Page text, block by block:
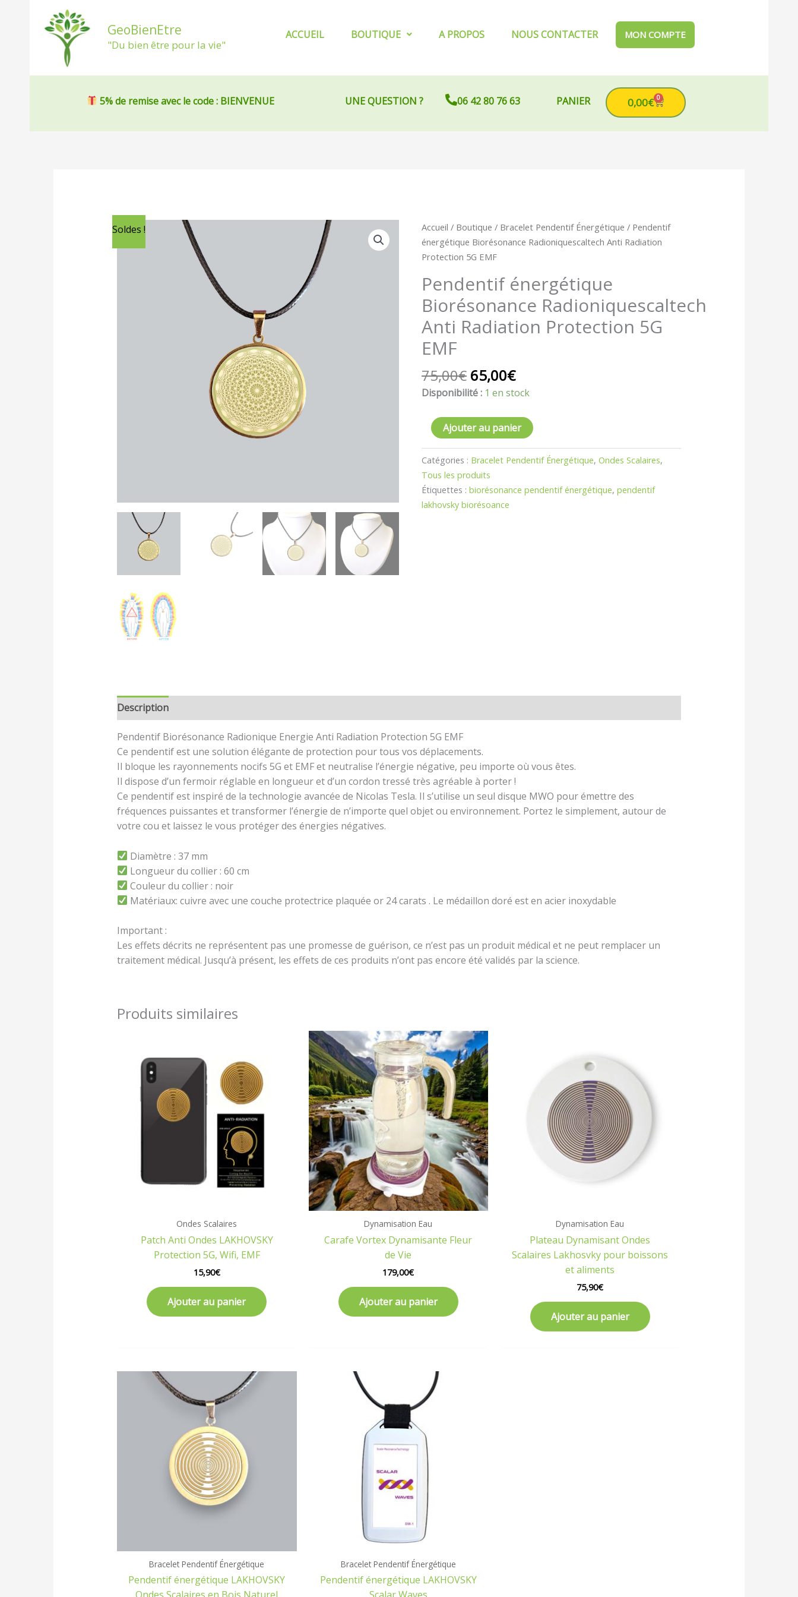
GeoBienEtre
"Du bien être pour la vie"
ACCUEIL BOUTIQUE A PROPOS NOUS CONTACTER MON COMPTE
5% de remiseavec le code : BIENVENUE UNE QUESTION ? 06 42 80 76 63 PANIER 0,00€ 0
Cart
Soldes ! Accueil / Boutique / Bracelet Pendentif Énergétique / Pendentif
énergétique Biorésonance Radioniquescaltech Anti Radiation
Protection 5G EMF
Pendentif énergétique
Biorésonance Radioniquescaltech
Anti Radiation Protection 5G
EMF
75,00€
Le
prix
initial
75,00€.
65,00€
Le
prix
65,00€.
Disponibilité : 1 en stock
quantité
de
Pendentif
Biorésonance Radioniquescaltech
Anti
Radiation
Protection
5G
Ajouter au panier
Catégories : Bracelet Pendentif Énergétique,Ondes Scalaires,
Tous les produits
Étiquettes :biorésonance pendentif énergétique,pendentif
lakhovsky biorésoance
Description
Pendentif Biorésonance Radionique Energie Anti Radiation Protection 5G EMF
Ce pendentif est une solution élégante de protection pour tous vos déplacements.
Il bloque les rayonnements nocifs 5G et EMF et neutralise l’énergie négative, peu importe où vous êtes.
Il dispose d’un fermoir réglable en longueur et d’un cordon tressé très agréable à porter !
Ce pendentif est inspiré de la technologie avancée de Nicolas Tesla. Il s’utilise un seul disque MWO pour émettre des
fréquences puissantes et transformer l’énergie de n’importe quel objet ou environnement. Portez le simplement, autour de
votre cou et laissez le vous protéger des énergies négatives.
Diamètre : 37 mm
Longueur du collier : 60 cm
Couleur du collier : noir
Matériaux: cuivre avec une couche protectrice plaquée or 24 carats . Le médaillon doré est en acier inoxydable
Important :
Les effets décrits ne représentent pas une promesse de guérison, ce n’est pas un produit médical et ne peut remplacer un
traitement médical. Jusqu’à présent, les effets de ces produits n’ont pas encore été validés par la science.
Produits similaires
Ondes Scalaires
Patch Anti Ondes LAKHOVSKY
Protection 5G, Wifi, EMF
15,90€
Ajouter au panier
Dynamisation Eau
Carafe Vortex Dynamisante Fleur
de Vie
179,00€
Ajouter au panier
Dynamisation Eau
Plateau Dynamisant Ondes
Scalaires Lakhosvky pour boissons
et aliments
75,90€
Ajouter au panier
Bracelet Pendentif Énergétique
Pendentif énergétique LAKHOVSKY
Bracelet Pendentif Énergétique
Pendentif énergétique LAKHOVSKY